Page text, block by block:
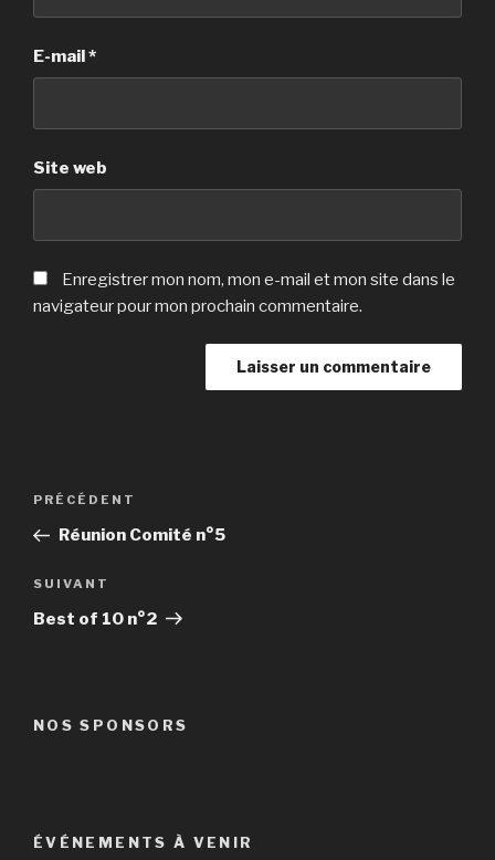
E-mail*
Site web
Enregistrer mon nom, mon e-mail et mon site dans le
navigateur pour mon prochain commentaire.
Navigation
l’article
Article
précédent
PRÉCÉDENT
Réunion Comité n°5
Article
suivant
SUIVANT
Best of 10 n°2
NOS SPONSORS
ÉVÉNEMENTS À VENIR